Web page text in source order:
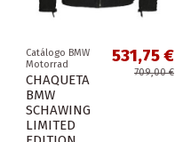
Catálogo BMW
Motorrad
CHAQUETA
BMW
SCHAWING
LIMITED
531,75 €
709,00 €